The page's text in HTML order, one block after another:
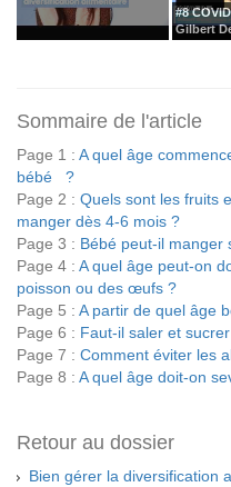
#8
Gilbert
Sommaire de l'article
Page 1 : A quel âge
bébé ?
Page 2 : Quels sont les fruits
manger dès 4-6 mois ?
Page 3 : Bébé peut-il manger
Page 4 : A quel âge peut-on
poisson ou des œufs ?
Page 5 : A partir de quel âge
Page 6 : Faut-il saler et
Page 7 : Comment éviter les
Page 8 : A quel âge doit-on
Retour au dossier
Bien gérer la diversification